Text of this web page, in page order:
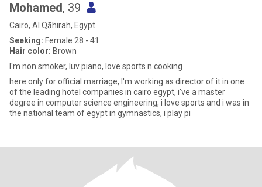
Mohamed, 39
Cairo, Al Qāhirah, Egypt
Seeking: Female 28 - 41
Hair color: Brown
I'm non smoker, luv piano, love sports n cooking
here only for official marriage, I'm working as director of it in one
of the leading hotel companies in cairo egypt, i've a master
degree in computer science engineering, i love sports and i was in
the national team of egypt in gymnastics, i play pi